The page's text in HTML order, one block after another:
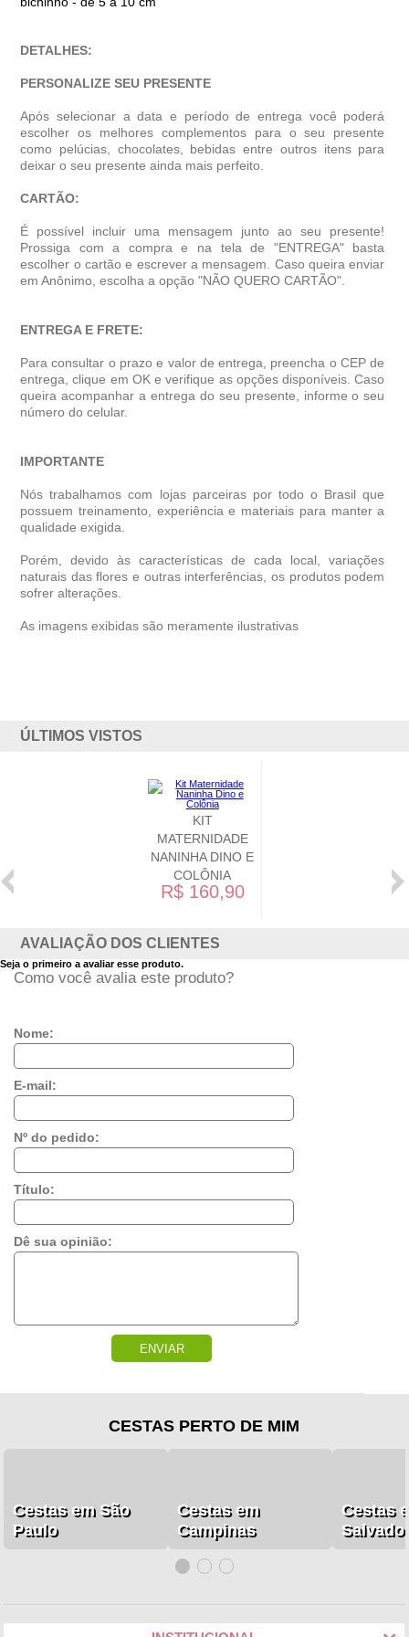
DETALHES:
PERSONALIZE SEU PRESENTE
Após selecionar a data e período de entrega você poder
escolher os melhores complementos para o seu presente
como pelúcias, chocolates, bebidas entre outros itens para
deixar o seu presente ainda mais perfeito.
CARTÃO:
É possível incluir uma mensagem junto ao seu presente!
Prossiga com a compra e na tela de "ENTREGA" basta
escolher o cartão e escrever a mensagem. Caso queira enviar
em Anônimo, escolha a opção "NÃO QUERO CARTÃO".
ENTREGA E FRETE:
Para consultar o prazo e valor de entrega, preencha o CEP de
entrega, clique em OK e verifique as opções disponíveis. Caso
queira acompanhar a entrega do seu presente, informe o seu
número do celular.
IMPORTANTE
Nós trabalhamos com lojas parceiras por todo o Brasil que
possuem treinamento, experiência e materiais para manter a
qualidade exigida.
Porém, devido às características de cada local, variações
naturais das flores e outras interferências, os produtos podem
sofrer alterações.
As imagens exibidas são meramente ilustrativas
ÚLTIMOS VISTOS
KIT
MATERNIDADE
NANINHA DINO E
COLÔNIA
R$ 160,90
AVALIAÇÃO DOS CLIENTES
Seja o primeiro a avaliar esse produto.
Como você avalia este produto?
Nome:
E-mail:
Nº do pedido:
Título:
Dê sua opinião:
ENVIAR
CESTAS PERTO DE MIM
Cestas em São
Paulo
Cestas em
Campinas
Cestas